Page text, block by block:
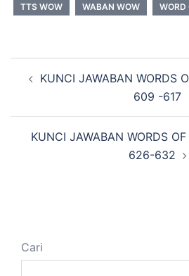
TTS WOW
WABAN WOW WORD
Navigasi
KUNCI JAWABAN WORDS
609 -617
KUNCI JAWABAN WORDS
626-632
Cari